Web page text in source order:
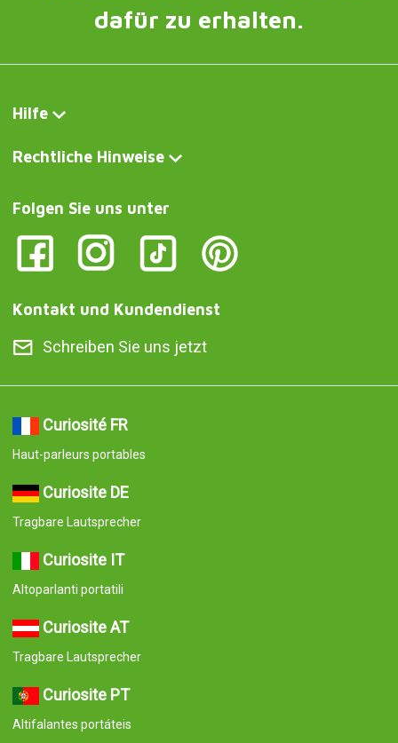
dafür zu erhalten.
Hilfe
Rechtliche Hinweise
Folgen Sie uns unter
Kontakt und Kundendienst
Schreiben Sie uns jetzt
Curiosité FR
Haut-parleurs portables
Curiosite DE
Tragbare Lautsprecher
Curiosite IT
Altoparlanti portatili
Curiosite AT
Tragbare Lautsprecher
Curiosite PT
Altifalantes portáteis